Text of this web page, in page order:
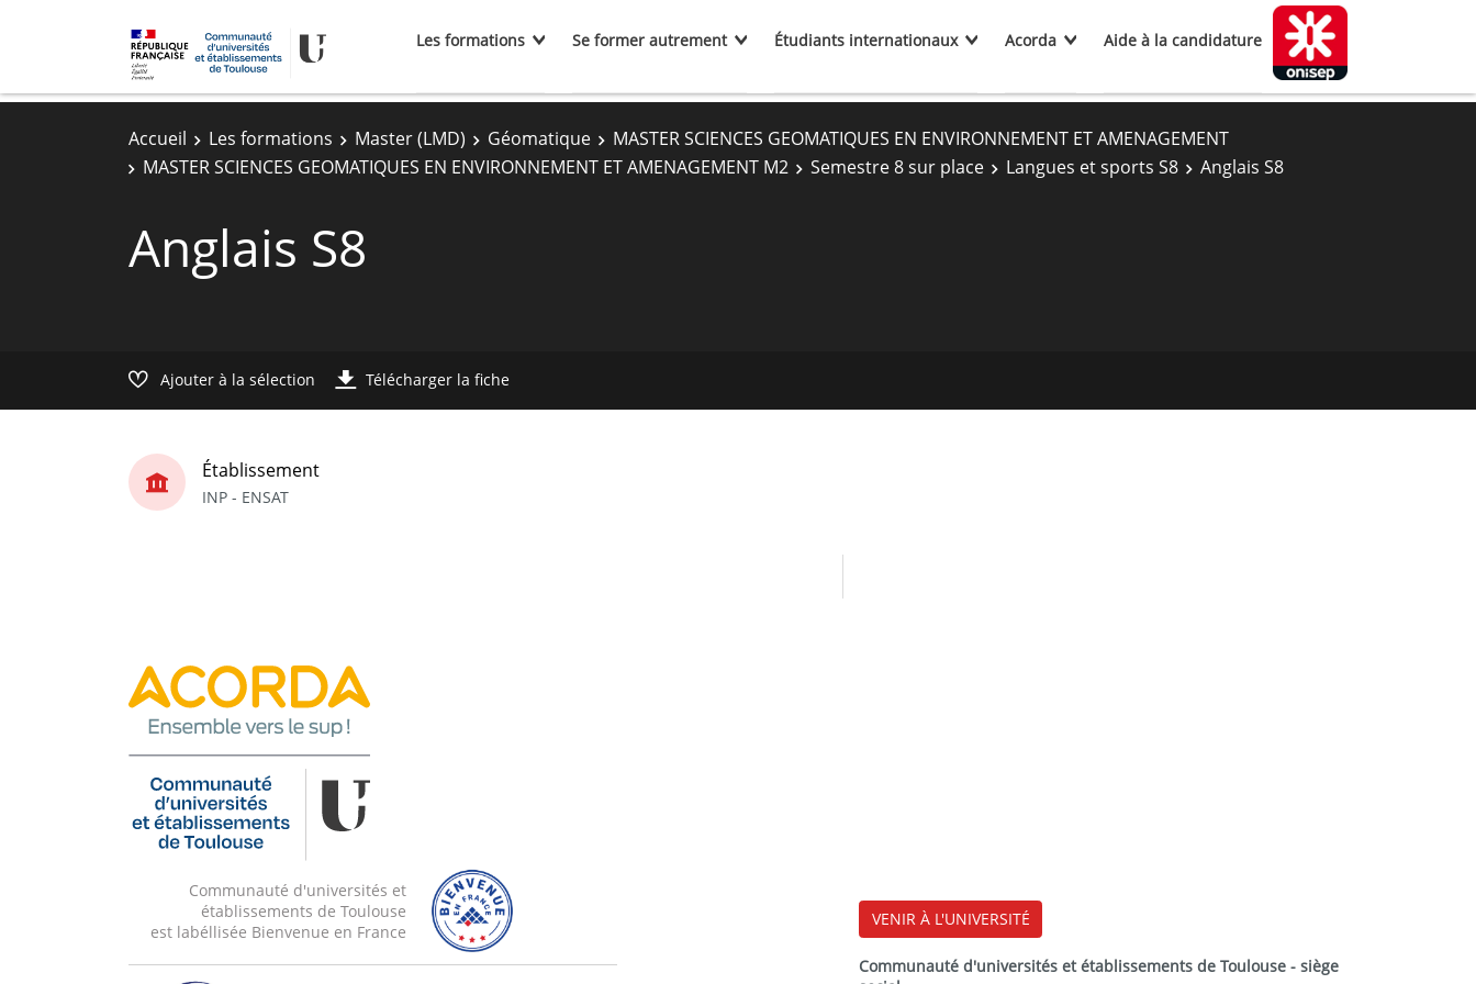
Les formations Se former autrement Étudiants internationaux Acorda Aide à la candidature
Accueil Les formations Master (LMD) Géomatique
MASTER SCIENCES GEOMATIQUES EN ENVIRONNEMENT ET AMENAGEMENT
MASTER SCIENCES GEOMATIQUES EN ENVIRONNEMENT ET AMENAGEMENT M2
Semestre 8 sur place Langues et sports S8 Anglais S8
Anglais S8
Ajouter à la sélection Télécharger la fiche
Établissement
INP - ENSAT
Communauté d'universités et
établissements de Toulouse
est labéllisée Bienvenue en France
VENIR À L'UNIVERSITÉ
Communauté d'universités et établissements de Toulouse - siège